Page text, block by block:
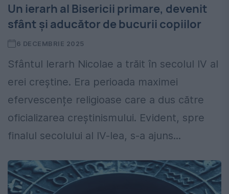
Un ierarh al Bisericii primare, devenit
sfânt și aducător de bucurii copiilor
6 DECEMBRIE 2025
Sfântul Ierarh Nicolae a trăit în secolul IV al
erei creștine. Era perioada maximei
efervescențe religioase care a dus către
oficializarea creștinismului. Evident, spre
finalul secolului al IV-lea, s-a ajuns...